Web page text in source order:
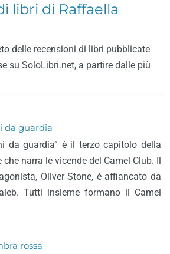
libri di Raffaella
delle recensioni di libri pubblicate
su SoloLibri.net, a partire dalle più
da guardia
da guardia” è il terzo capitolo della
che narra le vicende del Camel Club. Il
Oliver Stone, è affiancato da
Tutti insieme formano il Camel
rossa